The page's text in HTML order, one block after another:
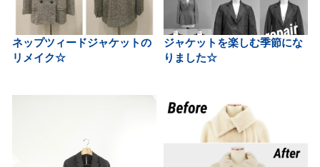
ネップツィードジャケットの
リメイク☆
ジャケットを楽しむ季節にな
りました☆